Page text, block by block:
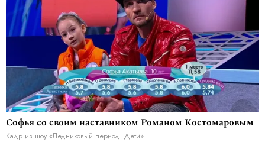
Софья со своим наставником Романом Костомаровым
Кадр из шоу «Ледниковый период. Дети»